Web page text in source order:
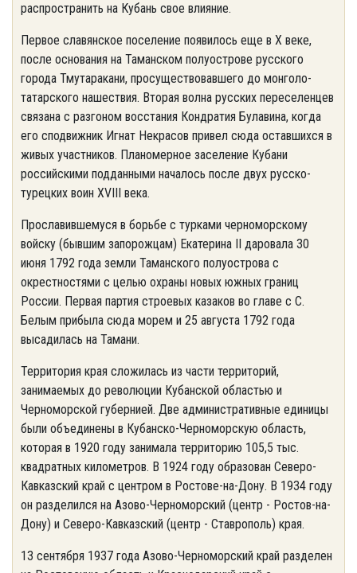
распространить на Кубань свое влияние.
Первое славянское поселение появилось еще в Х веке,
после основания на Таманском полуострове русского
города Тмутаракани, просуществовавшего до монголо-
татарского нашествия. Вторая волна русских переселенцев
связана с разгоном восстания Кондратия Булавина, когда
его сподвижник Игнат Некрасов привел сюда оставшихся в
живых участников. Планомерное заселение Кубани
российскими подданными началось после двух русско-
турецких воин XVIII века.
Прославившемуся в борьбе с турками черноморскому
войску (бывшим запорожцам) Екатерина II даровала 30
июня 1792 года земли Таманского полуострова с
окрестностями с целью охраны новых южных границ
России. Первая партия строевых казаков во главе с С.
Белым прибыла сюда морем и 25 августа 1792 года
высадилась на Тамани.
Территория края сложилась из части территорий,
занимаемых до революции Кубанской областью и
Черноморской губернией. Две административные единицы
были объединены в Кубанско-Черноморскую область,
которая в 1920 году занимала территорию 105,5 тыс.
квадратных километров. В 1924 году образован Северо-
Кавказский край с центром в Ростове-на-Дону. В 1934 году
он разделился на Азово-Черноморский (центр - Ростов-на-
Дону) и Северо-Кавказский (центр - Ставрополь) края.
13 сентября 1937 года Азово-Черноморский край разделен